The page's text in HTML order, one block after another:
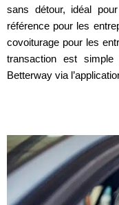
sans détour, idéal
référence pour les
covoiturage pour les
transaction est
Betterway via